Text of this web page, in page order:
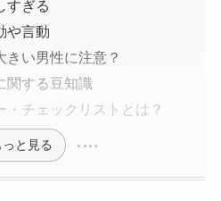
すぎる
や言動
きい男性に注意？
関する豆知識
・チェックリストとは？
っと見る